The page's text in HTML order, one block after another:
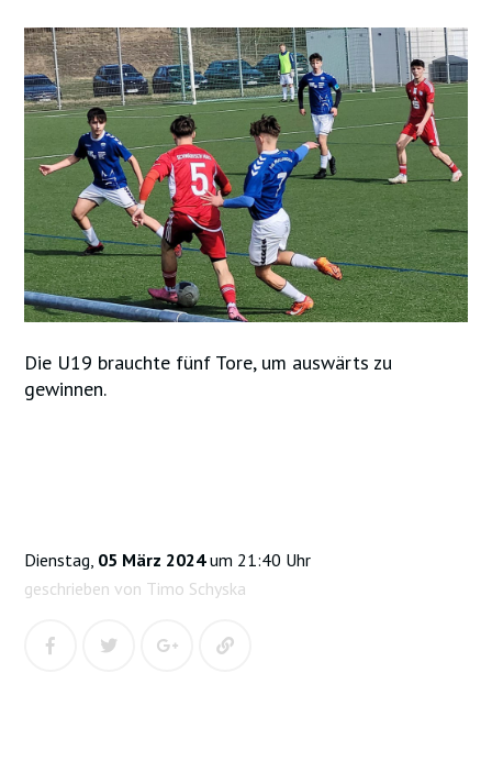
Die U19 brauchte fünf Tore, um auswärts zu
gewinnen.
Dienstag, 05 März 2024um 21:40 Uhr
geschrieben von Timo Schyska